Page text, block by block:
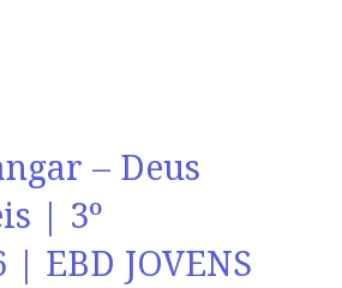
não rejeita a
a disciplina do
a relevância
– Deus
| 3º
EBD JOVENS